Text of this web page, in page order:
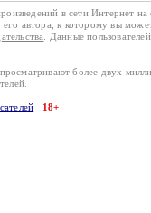
в сети Интернет
автора, к которому вы
. Данные
более двух
18+